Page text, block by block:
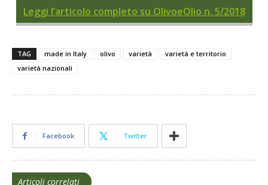
Leggi l’articolo completo su OlivoeOlio n. 5/2018
TAG made in Italy olivo varietà
varietà e territorio
varietà nazionali
Facebook Twitter
Articoli correlati